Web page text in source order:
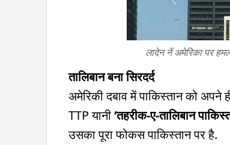
लादेन नें अमेरिका पर
तालिबान बना सिरदर्द
अमेरिकी दबाव में पाकिस्तान को
TTP यानी‘तहरीक-ए-तालिबान
उसका पूरा फोकस पाकिस्तान पर है.